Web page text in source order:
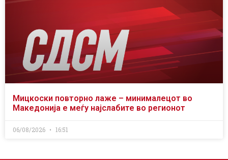
Мицкоски повторно лаже – минималецот во
Македонија е меѓу најслабите во регионот
06/08/2026 16:51